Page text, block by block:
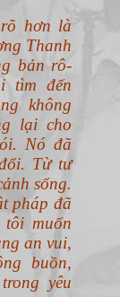
hơn là
Thanh
bản rô-
tìm đến
không
lại cho
Nó đã
Từ tư
sống.
pháp đã
muốn
an vui,
buồn,
yêu